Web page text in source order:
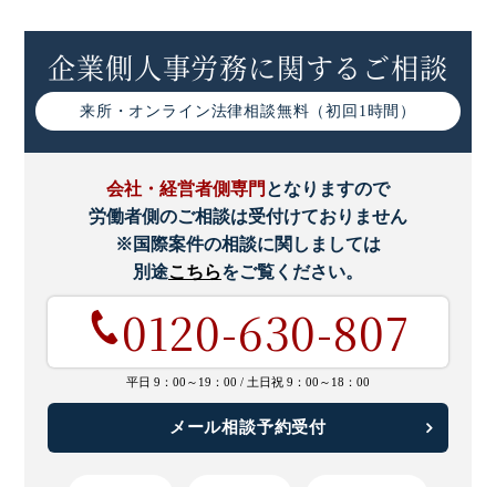
企業側人事労務に関するご相談
来所・オンライン法律相談無料（初回1時間）
会社・経営者側専門 となりますので
労働者側のご相談は受付けておりません
※国際案件の相談に関しましては
別途こちらをご覧ください。
0120-630-807
平日 9：00～19：00 / 土日祝 9：00～18：00
メール相談予約受付